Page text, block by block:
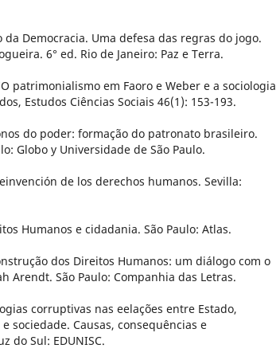
da Democracia. Uma defesa das regras do jogo.
6° ed. Rio de Janeiro: Paz e Terra.
patrimonialismo em Faoro e Weber e a sociologia
Estudos Ciências Sociais 46(1): 153-193.
do poder: formação do patronato brasileiro.
Globo y Universidade de São Paulo.
de los derechos humanos. Sevilla:
Humanos e cidadania. São Paulo: Atlas.
dos Direitos Humanos: um diálogo com o
Arendt. São Paulo: Companhia das Letras.
corruptivas nas eelações entre Estado,
sociedade. Causas, consequências e
do Sul: EDUNISC.